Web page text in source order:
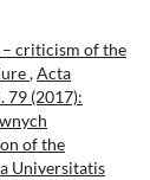
criticism of the
,Acta
79 (2017):
of the
Universitatis